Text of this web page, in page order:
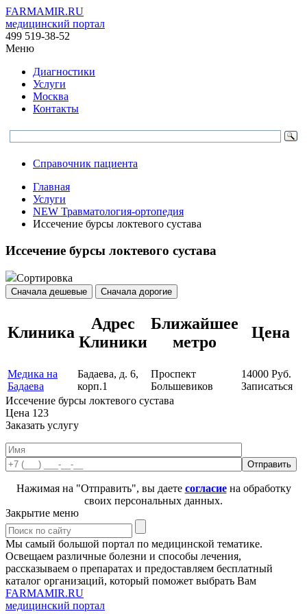
FARMAMIR.RU
медицинский портал
499 519-38-52
Меню
Диагностики
Услуги
Москва
Контакты
Справочник пациента
Главная
Услуги
NEW Травматология-ортопедия
Иссечение бурсы локтевого сустава
Иссечение бурсы локтевого сустава
Сортировка
Сначала дешевые Сначала дорогие
Клиника
Адрес
Клиники
Ближайшее
метро
Цена
Медика на
Бадаева
Бадаева, д. 6,
корп.1
Проспект
Большевиков
14000 Руб.
Записаться
Иссечение бурсы локтевого сустава
Цена 123
Заказать услугу
Нажимая на "Отправить", вы даете согласиена обработку
своих персональных данных.
Закрытие меню
Мы самый большой портал по медицинской тематике.
Освещаем различные болезни и способы лечения,
рассказываем о препаратах и предоставляем бесплатный
каталог организаций, который поможет выбрать Вам
FARMAMIR.RU
медицинский портал